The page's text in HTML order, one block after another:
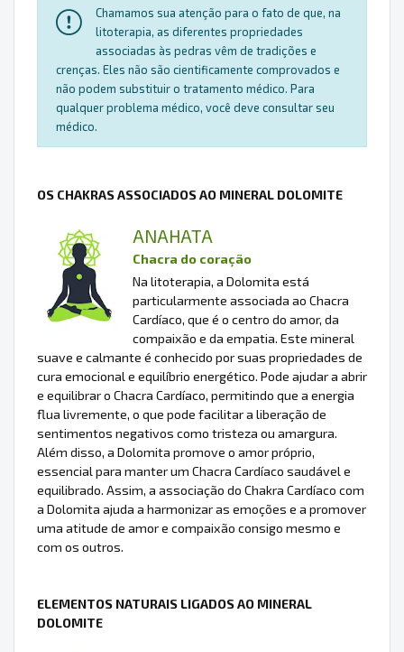
Chamamos sua atenção para o fato de que, na
litoterapia, as diferentes propriedades
associadas às pedras vêm de tradições e
crenças. Eles não são cientificamente comprovados e
não podem substituir o tratamento médico. Para
qualquer problema médico, você deve consultar seu
médico.
OS CHAKRAS ASSOCIADOS AO MINERAL DOLOMITE
ANAHATA
Chacra do coração
Na litoterapia, a Dolomita está
particularmente associada ao Chacra
Cardíaco, que é o centro do amor, da
compaixão e da empatia. Este mineral
suave e calmante é conhecido por suas propriedades de
cura emocional e equilíbrio energético. Pode ajudar a abrir
e equilibrar o Chacra Cardíaco, permitindo que a energia
flua livremente, o que pode facilitar a liberação de
sentimentos negativos como tristeza ou amargura.
Além disso, a Dolomita promove o amor próprio,
essencial para manter um Chacra Cardíaco saudável e
equilibrado. Assim, a associação do Chakra Cardíaco com
a Dolomita ajuda a harmonizar as emoções e a promover
uma atitude de amor e compaixão consigo mesmo e
com os outros.
ELEMENTOS NATURAIS LIGADOS AO MINERAL
DOLOMITE